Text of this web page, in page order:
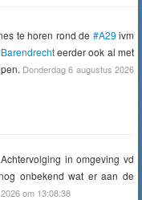
te horen rond de #A29 ivm
eerder ook al met
Donderdag 6 augustus 2026
in omgeving vd
onbekend wat er aan de
om 13:08:38